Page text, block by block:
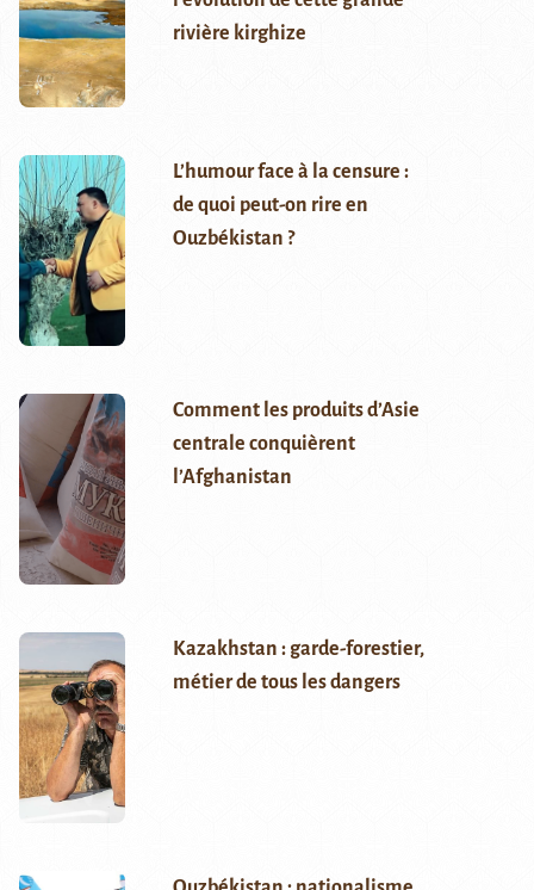
rivière kirghize
L’humour face à la censure :
de quoi peut-on rire en
Ouzbékistan ?
Comment les produits d’Asie
centrale conquièrent
l’Afghanistan
Kazakhstan : garde-forestier,
métier de tous les dangers